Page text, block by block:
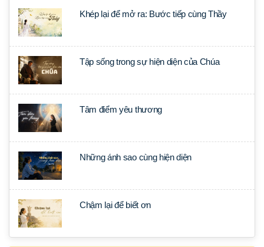
Khép lại để mở ra: Bước tiếp cùng Thầy
Tập sống trong sự hiện diện của Chúa
Tâm điểm yêu thương
Những ánh sao cùng hiện diện
Chậm lại để biết ơn